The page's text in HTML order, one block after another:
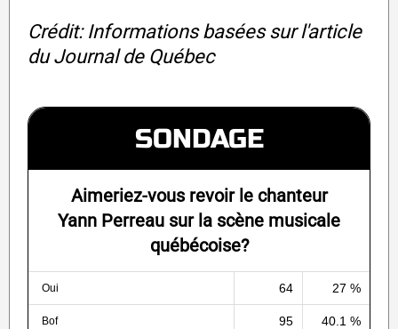
Crédit: Informations basées sur l'article
du Journal de Québec
SONDAGE
Aimeriez-vous revoir le chanteur
Yann Perreau sur la scène musicale
québécoise?
Oui 64 27 %
Bof 95 40.1 %